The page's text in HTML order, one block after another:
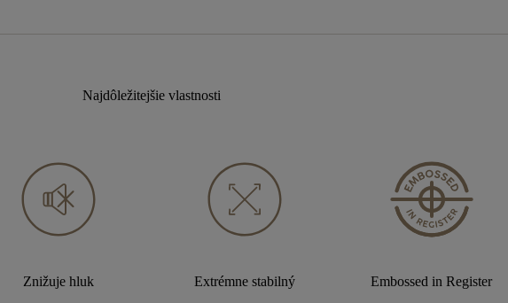
Najdôležitejšie vlastnosti
Znižuje hluk Extrémne stabilný Embossed in Register